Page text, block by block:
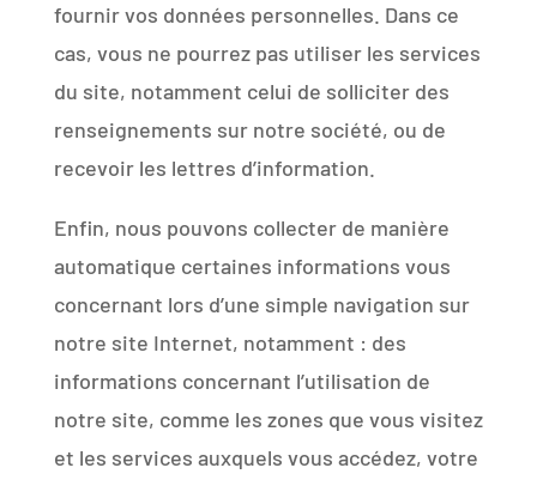
fournir vos données personnelles. Dans ce
cas, vous ne pourrez pas utiliser les services
du site, notamment celui de solliciter des
renseignements sur notre société, ou de
recevoir les lettres d’information.
Enfin, nous pouvons collecter de manière
automatique certaines informations vous
concernant lors d’une simple navigation sur
notre site Internet, notamment : des
informations concernant l’utilisation de
notre site, comme les zones que vous visitez
et les services auxquels vous accédez, votre